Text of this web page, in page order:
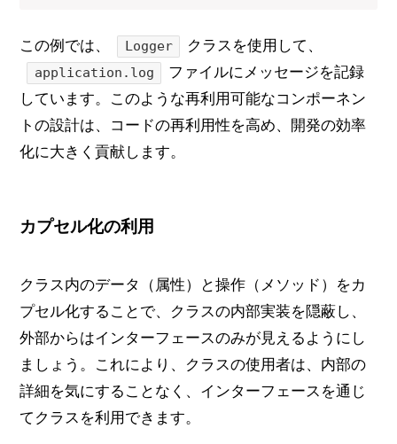
この例では、 Logger クラスを使用して、
application.log
ファイルにメッセージを記録
しています。このような再利用可能なコンポーネン
トの設計は、コードの再利用性を高め、開発の効率
化に大きく貢献します。
カプセル化の利用
クラス内のデータ（属性）と操作（メソッド）をカ
プセル化することで、クラスの内部実装を隠蔽し、
外部からはインターフェースのみが見えるようにし
ましょう。これにより、クラスの使用者は、内部の
詳細を気にすることなく、インターフェースを通じ
てクラスを利用できます。